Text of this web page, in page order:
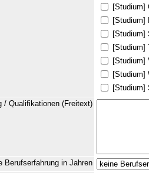
[Studium]
[Studium]
[Studium]
[Studium]
[Studium]
[Studium]
[Studium]
/ Qualifikationen (Freitext)
Berufserfahrung in Jahren